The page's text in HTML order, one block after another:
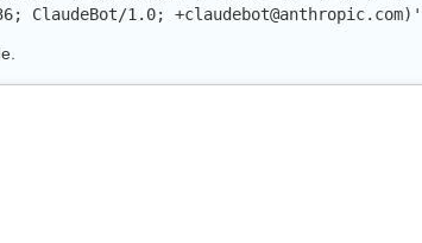
ClaudeBot/1.0;